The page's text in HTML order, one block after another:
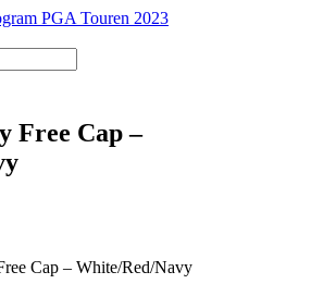
PGA Touren 2023
Free Cap –
Cap – White/Red/Navy